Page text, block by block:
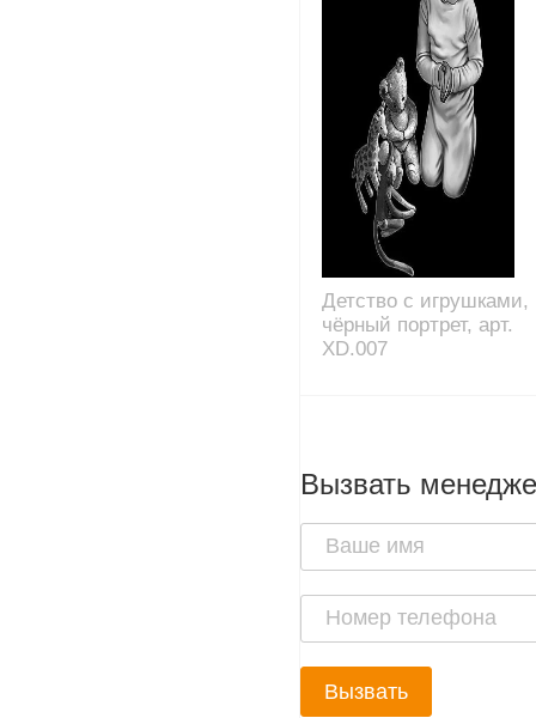
Детство с игрушками,
чёрный портрет, арт.
XD.007
Вызвать
Вызвать